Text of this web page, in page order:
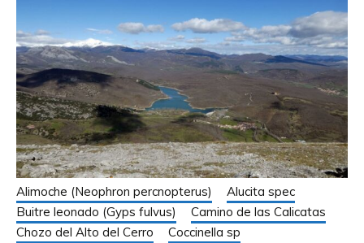
Alimoche (Neophron percnopterus)
Alucita spec
Buitre leonado (Gyps fulvus)
Camino de las Calicatas
Chozo del Alto del Cerro
Coccinella sp